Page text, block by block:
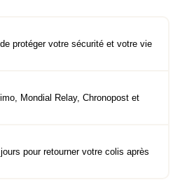
protéger votre sécurité et votre vie
Mondial Relay, Chronopost et
pour retourner votre colis après